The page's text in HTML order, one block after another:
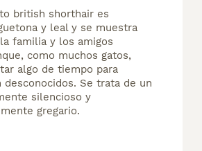
british shorthair es
y leal y se muestra
familia y los amigos
como muchos gatos,
algo de tiempo para
desconocidos. Se trata de un
silencioso y
gregario.